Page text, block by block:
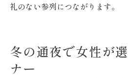
礼のない参列につながります。
冬の通夜で女性が
ナー